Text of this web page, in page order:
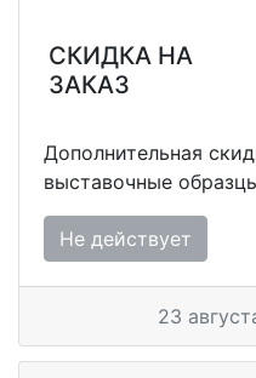
СКИДКА НА
ЗАКАЗ
Дополнительная
выставочные
Не действует
23